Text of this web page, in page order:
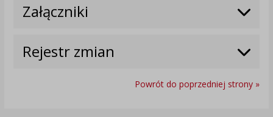
Załączniki
Rejestr zmian
Powrót do poprzedniej strony »